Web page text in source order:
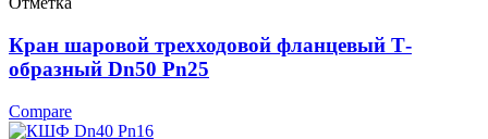
Кран шаровой трехходовой фланцевый Т-
образный Dn50 Pn25
Compare